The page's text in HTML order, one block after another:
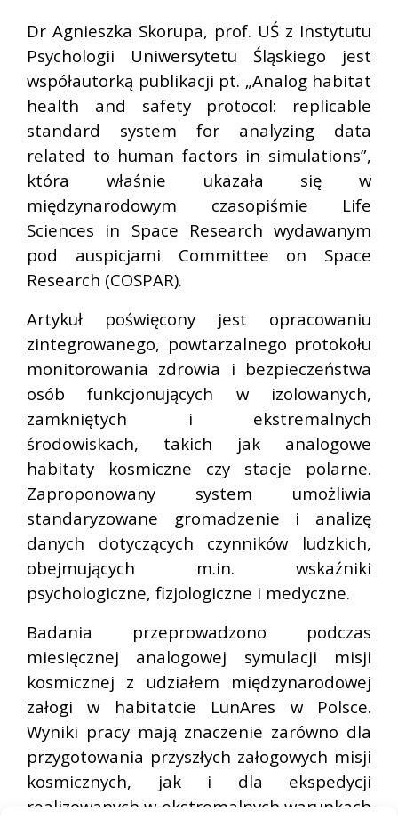
Dr Agnieszka Skorupa, prof. UŚ z Instytutu
Psychologii Uniwersytetu Śląskiego jest
współautorką publikacji pt. „Analog habitat
health and safety protocol: replicable
standard system for analyzing data
related to human factors in simulations”,
która właśnie ukazała się w
międzynarodowym czasopiśmie Life
Sciences in Space Research wydawanym
pod auspicjami Committee on Space
Research (COSPAR).
Artykuł poświęcony jest opracowaniu
zintegrowanego, powtarzalnego protokołu
monitorowania zdrowia i bezpieczeństwa
osób funkcjonujących w izolowanych,
zamkniętych i ekstremalnych
środowiskach, takich jak analogowe
habitaty kosmiczne czy stacje polarne.
Zaproponowany system umożliwia
standaryzowane gromadzenie i analizę
danych dotyczących czynników ludzkich,
obejmujących m.in. wskaźniki
psychologiczne, fizjologiczne i medyczne.
Badania przeprowadzono podczas
miesięcznej analogowej symulacji misji
kosmicznej z udziałem międzynarodowej
załogi w habitatcie LunAres w Polsce.
Wyniki pracy mają znaczenie zarówno dla
przygotowania przyszłych załogowych misji
kosmicznych, jak i dla ekspedycji
realizowanych w ekstremalnych warunkach